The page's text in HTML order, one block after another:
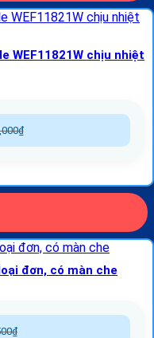
WEF11821W chịu nhiệt
₫
đơn, có màn che
₫